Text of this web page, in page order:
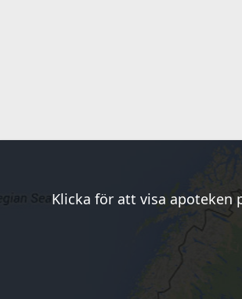
Klicka för att visa apoteken